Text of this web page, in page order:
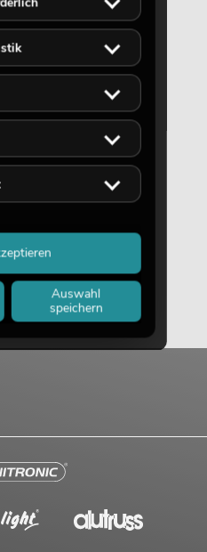
Auswahl
speichern